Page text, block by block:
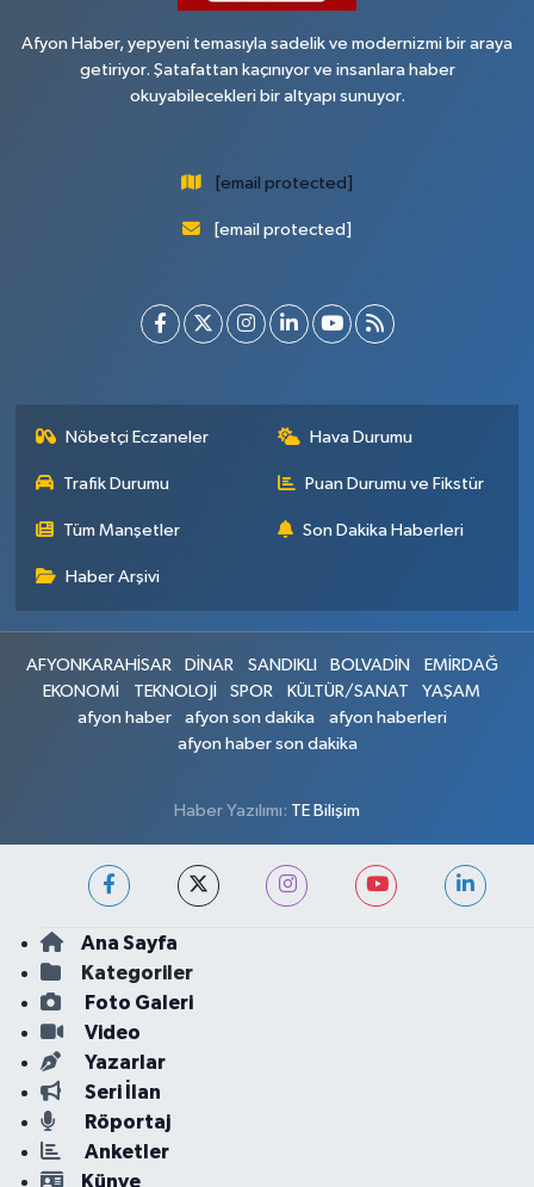
Afyon Haber, yepyeni temasıyla sadelik ve modernizmi bir araya
getiriyor. Şatafattan kaçınıyor ve insanlara haber
okuyabilecekleri bir altyapı sunuyor.
[email protected]
[email protected]
Nöbetçi Eczaneler Hava Durumu
Trafik Durumu Puan Durumu ve Fikstür
Tüm Manşetler Son Dakika Haberleri
Haber Arşivi
AFYONKARAHİSAR DİNAR SANDIKLI BOLVADİN
EMİRDAĞ
EKONOMİ
TEKNOLOJİ SPOR KÜLTÜR/SANAT
YAŞAM
afyon haber
afyon son dakika
afyon haberleri
afyon haber son dakika
Haber Yazılımı: TE Bilişim
Ana Sayfa
Kategoriler
Foto Galeri
Video
Yazarlar
Seri İlan
Röportaj
Anketler
Künye